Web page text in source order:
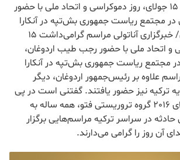
مراسم گرامی‌داشت 15 جولای، روز دموکراسی و اتحاد ملی با حضور
در مجتمع ریاست جمهوری بش‌تپه در آنکارا
برگزار شد. استانبول/ خبرگزاری آناتولی مراسم گرامی‌داشت 15
و اتحاد ملی با حضور رجب طیب اردوغان،
مجتمع ریاست جمهوری بش‌تپه در آنکارا
علاوه بر رئیس‌جمهور اردوغان، دیگر
ترکیه نیز حضور یافتند. گفتنی است در پی
کودتای ناکام 15 جولای 2016 گروه تروریستی فتو، همه ساله به
در سراسر ترکیه مراسم‌هایی برگزار
آن روز را گرامی می‌دارند.